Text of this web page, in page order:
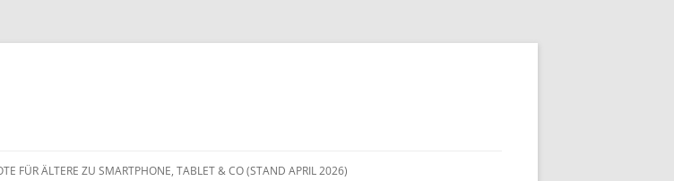
FÜR ÄLTERE ZU SMARTPHONE, TABLET & CO (STAND APRIL 2026)